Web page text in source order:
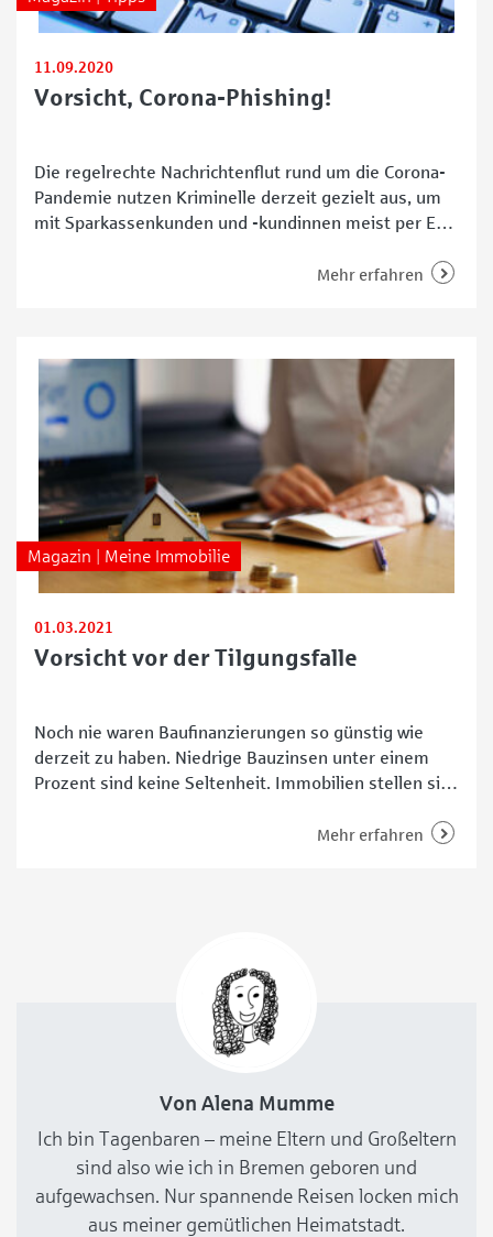
11.09.2020
Vorsicht, Corona-Phishing!
Die regelrechte Nachrichtenflut rund um die Corona-
Pandemie nutzen Kriminelle derzeit gezielt aus, um
mit Sparkassenkunden und -kundinnen meist per E-
Schreiben geben sie sich als Betriebszugehörige aus
Fachspezialist Betrugsbekämpfung
Mehr erfahren
Magazin | Meine Immobilie
01.03.2021
Vorsicht vor der Tilgungsfalle
Noch nie waren Baufinanzierungen so günstig wie
derzeit zu haben. Niedrige Bauzinsen unter einem
Prozent sind keine Seltenheit. Immobilien stellen sich
Die Tilgungsfalle lauert. Nicht nur Menschen mit ein
Mehr erfahren
Von Alena Mumme
Ich bin Tagenbaren – meine Eltern und Großeltern
sind also wie ich in Bremen geboren und
aufgewachsen. Nur spannende Reisen locken mich
aus meiner gemütlichen Heimatstadt.